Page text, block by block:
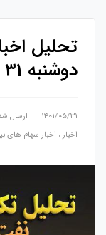
تحلیل
دوشنبه 31 مرداد
۱۴۰۱/۰۵/۳۱ ارسال
اخبار ، اخبار سهام های